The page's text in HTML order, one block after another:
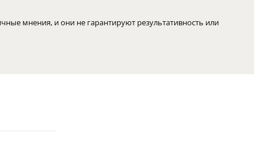
мнения, и они не гарантируют результативность или